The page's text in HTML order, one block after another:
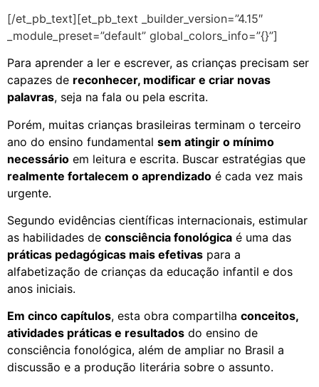
[/et_pb_text][et_pb_text _builder_version=”4.15″
_module_preset=”default” global_colors_info=”{}”]
Para aprender a ler e escrever, as crianças precisam ser
capazes de reconhecer, modificar e criar novas
palavras, seja na fala ou pela escrita.
Porém, muitas crianças brasileiras terminam o terceiro
ano do ensino fundamental sem atingir o mínimo
necessário em leitura e escrita. Buscar estratégias que
realmente fortalecem o aprendizado é cada vez mais
urgente.
Segundo evidências científicas internacionais, estimular
as habilidades de consciência fonológica é uma das
práticas pedagógicas mais efetivas para a
alfabetização de crianças da educação infantil e dos
anos iniciais.
Em cinco capítulos, esta obra compartilha conceitos,
atividades práticas e resultados do ensino de
consciência fonológica, além de ampliar no Brasil a
discussão e a produção literária sobre o assunto.